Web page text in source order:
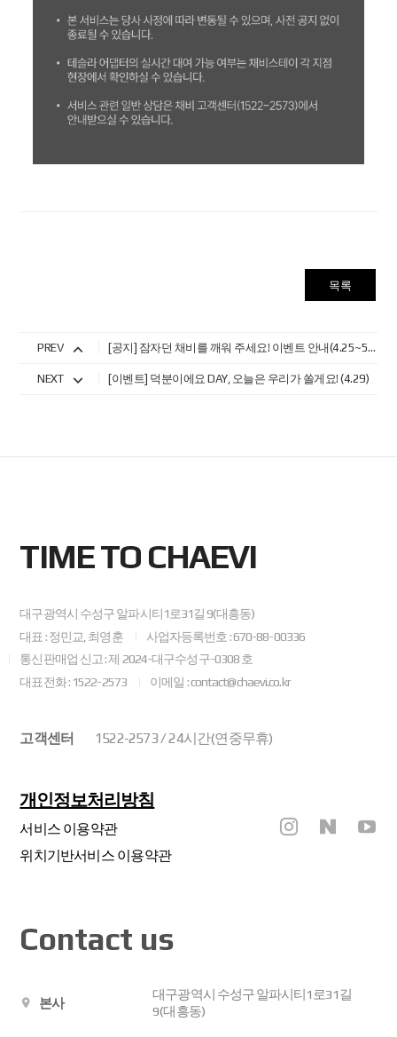
목록
PREV [공지] 잠자던 채비를 깨워 주세요! 이벤트 안내(4.25~5.8)
NEXT [이벤트] 덕분이에요 DAY, 오늘은 우리가 쏠게요! (4.29)
TIME TO CHAEVI
대구광역시 수성구 알파시티1로31길 9(대흥동)
대표 : 정민교, 최영훈
사업자등록번호 : 670-88-00336
통신판매업 신고 : 제 2024-대구수성구-0308 호
대표전화 : 1522-2573
이메일 : contact@chaevi.co.kr
고객센터 1522-2573 / 24시간(연중무휴)
개인정보처리방침
서비스 이용약관
위치기반서비스 이용약관
Contact us
본사
대구광역시 수성구 알파시티1로31길
9(대흥동)